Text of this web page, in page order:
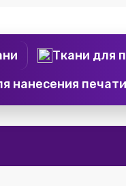
Ткани для
нанесения печати